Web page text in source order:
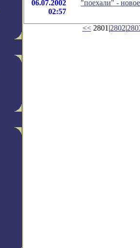
06.07.2002
02:57
"поехали" -
<<2801|2802|